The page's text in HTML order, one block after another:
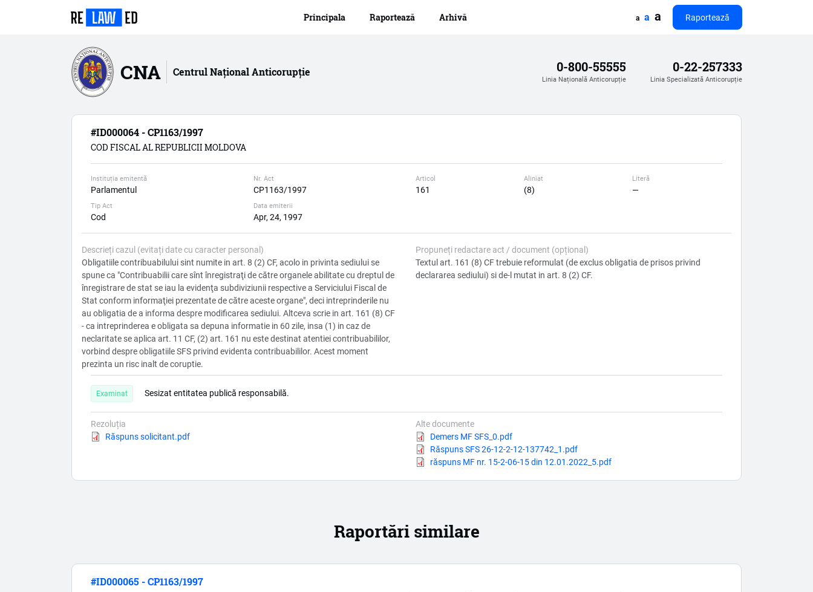
la
Navigare principală
Principala Raportează Arhivă a a a Raportează
CNA Centrul Național Anticorupție 0-800-55555
Linia Națională Anticorupție
0-22-257333
Linia Specializată Anticorupție
#ID000064 - CP1163/1997
COD FISCAL AL REPUBLICII MOLDOVA
Instituția emitentă
Parlamentul
Tip Act
Cod
Nr. Act
CP1163/1997
Data emiterii
Apr, 24, 1997
Articol
161
Aliniat
(8)
Literă
—
Descrieți cazul (evitați date cu caracter personal)
Obligatiile contribuabilului sint numite in art. 8 (2) CF, acolo in privinta sediului se
spune ca "Contribuabilii care sînt înregistraţi de către organele abilitate cu dreptul de
înregistrare de stat se iau la evidenţa subdiviziunii respective a Serviciului Fiscal de
Stat conform informaţiei prezentate de către aceste organe", deci intreprinderile nu
au obligatia de a informa despre modificarea sediului. Altceva scrie in art. 161 (8) CF
- ca intreprinderea e obligata sa depuna informatie in 60 zile, insa (1) in caz de
neclaritate se aplica art. 11 CF, (2) art. 161 nu este destinat atentiei contribuabililor,
vorbind despre obligatiile SFS privind evidenta contribuabililor. Acest moment
prezinta un risc inalt de coruptie.
Propuneți redactare act / document (opțional)
Textul art. 161 (8) CF trebuie reformulat (de exclus obligatia de prisos privind
declararea sediului) si de-l mutat in art. 8 (2) CF.
Examinat Sesizat entitatea publică responsabilă.
Rezoluția
Document
Răspuns solicitant.pdf
Alte documente
Document
Demers MF SFS_0.pdf
Document
Răspuns SFS 26-12-2-12-137742_1.pdf
Document
răspuns MF nr. 15-2-06-15 din 12.01.2022_5.pdf
Raportări similare
#ID000065 - CP1163/1997